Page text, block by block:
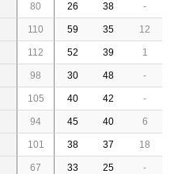
80 26 38 -
110 59 35 12
112 52 39 1
98 30 48 -
105 40 42 -
94 45 40 6
101 38 37 18
67 33 25 -